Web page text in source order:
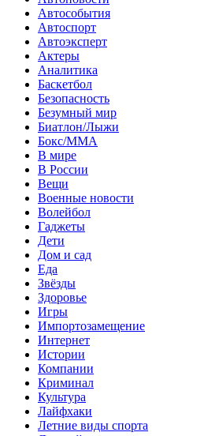
Автособытия
Автоспорт
Автоэксперт
Актеры
Аналитика
Баскетбол
Безопасность
Безумный мир
Биатлон/Лыжи
Бокс/MMA
В мире
В России
Вещи
Военные новости
Волейбол
Гаджеты
Дети
Дом и сад
Еда
Звёзды
Здоровье
Игры
Импортозамещение
Интернет
Истории
Компании
Криминал
Культура
Лайфхаки
Летние виды спорта